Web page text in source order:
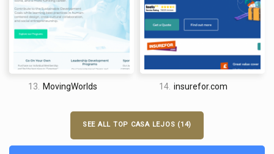
13. MovingWorlds 14. insurefor.com
SEE ALL TOP CASA LEJOS (14)